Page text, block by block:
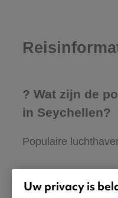
? Wat zijn de
in Seychellen?
Populaire
Uw privacy is